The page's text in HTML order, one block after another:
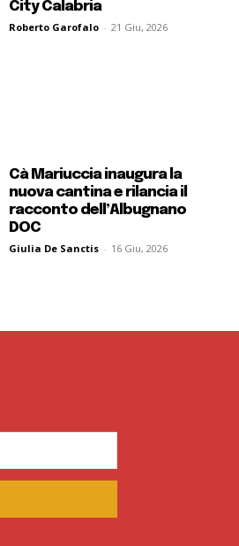
City Calabria
Roberto Garofalo - 21 Giu, 2026
Cà Mariuccia inaugura la
nuova cantina e rilancia il
racconto dell’Albugnano
DOC
Giulia De Sanctis - 16 Giu, 2026